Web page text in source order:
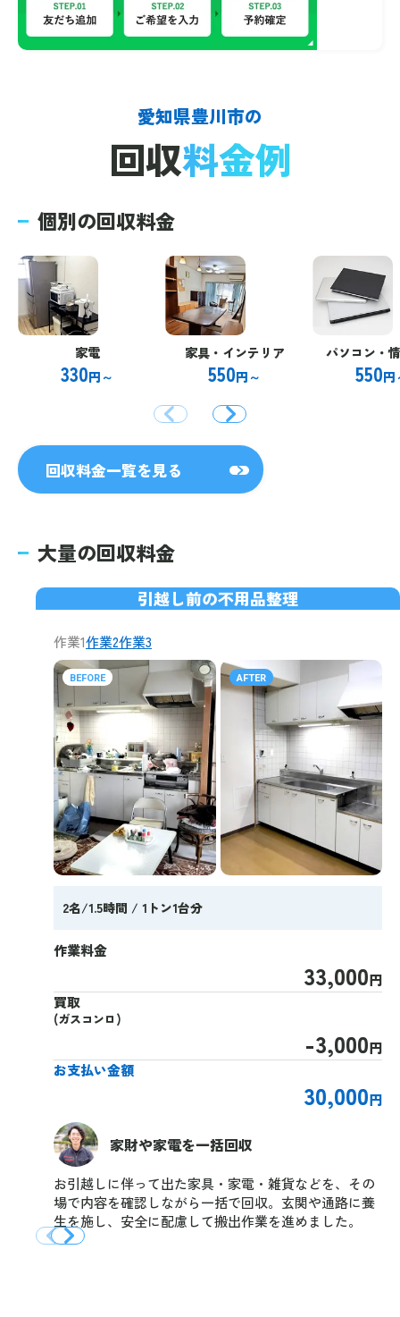
愛知県豊川市の
回収料金例
個別の回収料金
家電
330円～
家具・インテリア
550円～
パソコン・
550円
回収料金一覧を見る
大量の回収料金
引越し前の不用品整理
作業1作業2作業3
BEFORE AFTER
2名/1.5時間 / 1トン1台分
作業料金
33,000円
買取
(ガスコンロ)
-3,000円
お支払い金額
30,000円
家財や家電を一括回収
お引越しに伴って出た家具・家電・雑貨などを、その
場で内容を確認しながら一括で回収。玄関や通路に養
生を施し、安全に配慮して搬出作業を進めました。